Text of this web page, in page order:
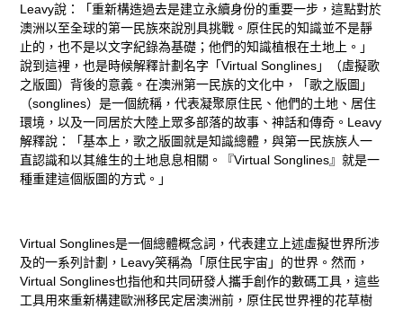
Leavy說：「重新構造過去是建立永續身份的重要一步，這點對於
澳洲以至全球的第一民族來說別具挑戰。原住民的知識並不是靜
止的，也不是以文字紀錄為基礎；他們的知識植根在土地上。」
說到這裡，也是時候解釋計劃名字「Virtual Songlines」（虛擬歌
之版圖）背後的意義。在澳洲第一民族的文化中，「歌之版圖」
（songlines）是一個統稱，代表凝聚原住民、他們的土地、居住
環境，以及一同居於大陸上眾多部落的故事、神話和傳奇。Leavy
解釋說：「基本上，歌之版圖就是知識總體，與第一民族族人一
直認識和以其維生的土地息息相關。『Virtual Songlines』就是一
種重建這個版圖的方式。」
Virtual Songlines是一個總體概念詞，代表建立上述虛擬世界所涉
及的一系列計劃，Leavy笑稱為「原住民宇宙」的世界。然而，
Virtual Songlines也指他和共同研發人攜手創作的數碼工具，這些
工具用來重新構建歐洲移民定居澳洲前，原住民世界裡的花草樹